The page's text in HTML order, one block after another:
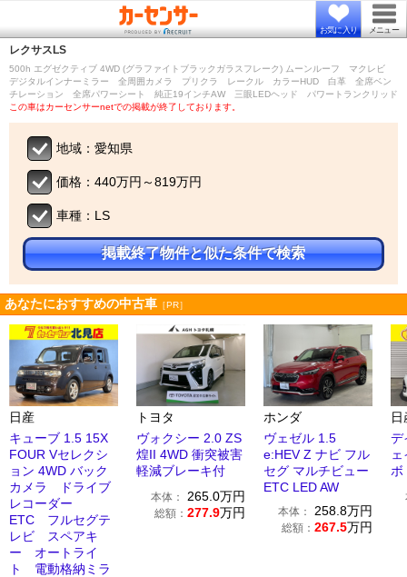
お気に入り メニュー
レクサス LS
500h エグゼクティブ 4WD (グラファイトブラックガラスフレーク) ムーンルーフ マクレビ
デジタルインナーミラー 全周囲カメラ プリクラ レークル カラーHUD 白革 全席ベン
チレーション 全席パワーシート 純正19インチAW 三眼LEDヘッド パワートランクリッド
この車はカーセンサーnetでの掲載が終了しております。
地域：愛知県
価格：440万円～819万円
車種：LS
掲載終了物件と似た条件で検索
あなたにおすすめの中古車 ［PR］
日産
キューブ 1.5 15X
FOUR Vセレクシ
ョン 4WD バック
カメラ ドライブ
レコーダー
ETC フルセグテ
レビ スペアキ
ー オートライ
ト 電動格納ミラ
トヨタ
ヴォクシー 2.0 ZS
煌II 4WD 衝突被害
軽減ブレーキ付
本体： 265.0万円
総額： 277.9万円
ホンダ
ヴェゼル 1.5
e:HEV Z ナビ フル
セグ マルチビュー
ETC LED AW
本体： 258.8万円
総額： 267.5万円
日
デ
ボ